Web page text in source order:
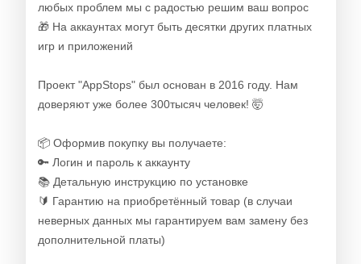
любых проблем мы с радостью решим ваш вопрос
🎁 На аккаунтах могут быть десятки других платных
игр и приложений
Проект "AppStops" был основан в 2016 году. Нам
доверяют уже более 300тысяч человек! 🤯
📦 Оформив покупку вы получаете:
🔑 Логин и пароль к аккаунту
📚 Детальную инструкцию по установке
🔰 Гарантию на приобретённый товар (в случаи
неверных данных мы гарантируем вам замену без
дополнительной платы)